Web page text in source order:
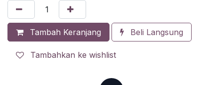
Tambah Keranjang Beli Langsung
Tambahkan ke wishlist